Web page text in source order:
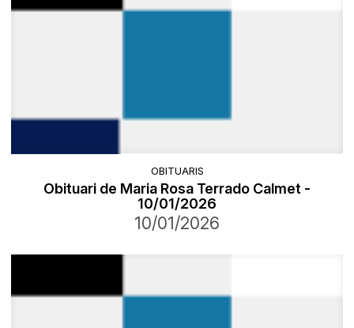
OBITUARIS
Obituari de Maria Rosa Terrado Calmet -
10/01/2026
10/01/2026